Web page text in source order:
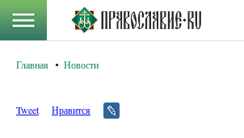
Главная Новости
Tweet Нравится